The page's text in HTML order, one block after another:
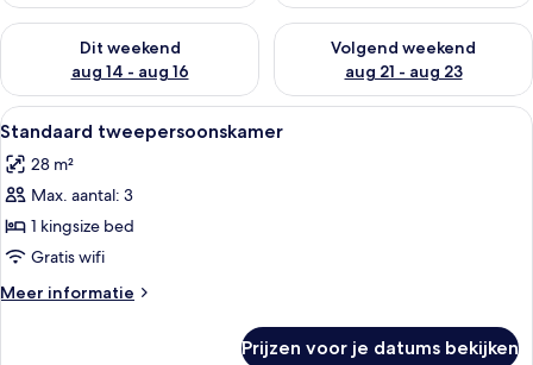
Dit weekend
aug 14 - aug 16
De beschikbaarheid controleren voor dit weekend aug 14 -
Volgend weekend
aug 21 - aug 23
De beschikbaarheid
Alle
foto's
voor
Standaard
tweepersoonskamer
laden
Een moderne hotelkamer met een
6
Standaard tweepersoonskamer
28 m²
Max. aantal: 3
1 kingsize bed
Gratis wifi
Meer informatie
Meer
Prijzen voor je datums bekijken